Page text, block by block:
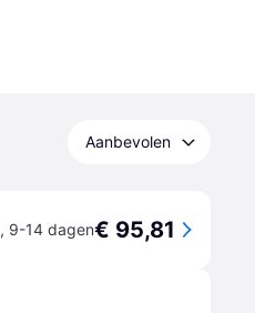
Aanbevolen
, 9-14 dagen€ 95,81